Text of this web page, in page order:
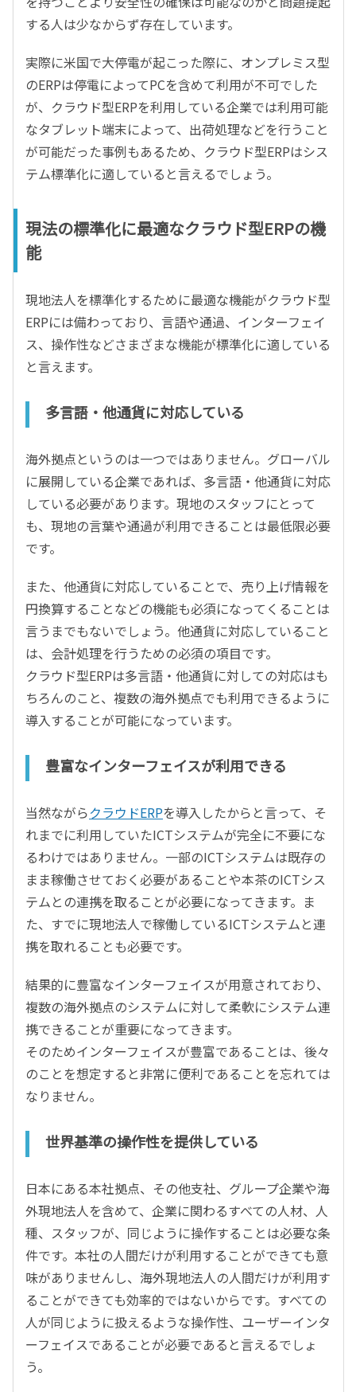
する人は少なからず存在しています。
実際に米国で大停電が起こった際に、オンプレミス型
のERPは停電によってPCを含めて利用が不可でした
が、クラウド型ERPを利用している企業では利用可能
なタブレット端末によって、出荷処理などを行うこと
が可能だった事例もあるため、クラウド型ERPはシス
テム標準化に適していると言えるでしょう。
現法の標準化に最適なクラウド型ERPの機
能
現地法人を標準化するために最適な機能がクラウド型
ERPには備わっており、言語や通過、インターフェイ
ス、操作性などさまざまな機能が標準化に適している
と言えます。
多言語・他通貨に対応している
海外拠点というのは一つではありません。グローバル
に展開している企業であれば、多言語・他通貨に対応
している必要があります。現地のスタッフにとって
も、現地の言葉や通過が利用できることは最低限必要
です。
また、他通貨に対応していることで、売り上げ情報を
円換算することなどの機能も必須になってくることは
言うまでもないでしょう。他通貨に対応していること
は、会計処理を行うための必須の項目です。
クラウド型ERPは多言語・他通貨に対しての対応はも
ちろんのこと、複数の海外拠点でも利用できるように
導入することが可能になっています。
豊富なインターフェイスが利用できる
当然ながらクラウドERPを導入したからと言って、そ
れまでに利用していたICTシステムが完全に不要にな
るわけではありません。一部のICTシステムは既存の
まま稼働させておく必要があることや本茶のICTシス
テムとの連携を取ることが必要になってきます。ま
た、すでに現地法人で稼働しているICTシステムと連
携を取れることも必要です。
結果的に豊富なインターフェイスが用意されており、
複数の海外拠点のシステムに対して柔軟にシステム連
携できることが重要になってきます。
そのためインターフェイスが豊富であることは、後々
のことを想定すると非常に便利であることを忘れては
なりません。
世界基準の操作性を提供している
日本にある本社拠点、その他支社、グループ企業や海
外現地法人を含めて、企業に関わるすべての人材、人
種、スタッフが、同じように操作することは必要な条
件です。本社の人間だけが利用することができても意
味がありませんし、海外現地法人の人間だけが利用す
ることができても効率的ではないからです。すべての
人が同じように扱えるような操作性、ユーザーインタ
ーフェイスであることが必要であると言えるでしょ
う。